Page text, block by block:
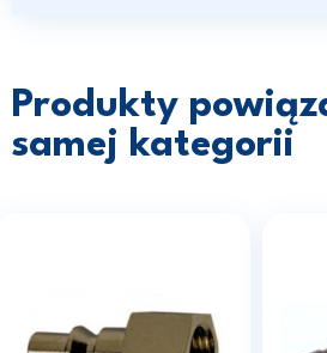
Produkty
samej kategorii